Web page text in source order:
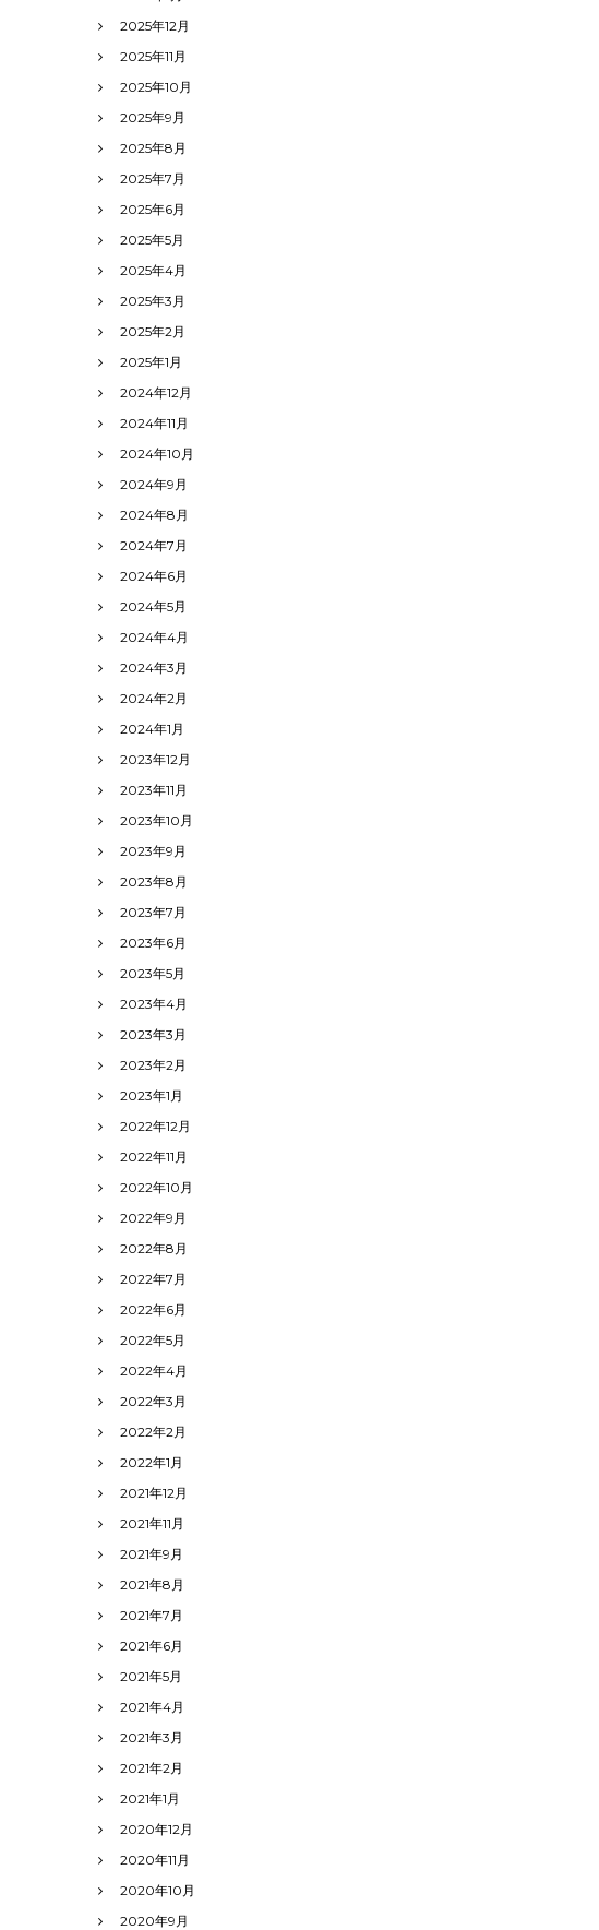
2025年12月
2025年11月
2025年10月
2025年9月
2025年8月
2025年7月
2025年6月
2025年5月
2025年4月
2025年3月
2025年2月
2025年1月
2024年12月
2024年11月
2024年10月
2024年9月
2024年8月
2024年7月
2024年6月
2024年5月
2024年4月
2024年3月
2024年2月
2024年1月
2023年12月
2023年11月
2023年10月
2023年9月
2023年8月
2023年7月
2023年6月
2023年5月
2023年4月
2023年3月
2023年2月
2023年1月
2022年12月
2022年11月
2022年10月
2022年9月
2022年8月
2022年7月
2022年6月
2022年5月
2022年4月
2022年3月
2022年2月
2022年1月
2021年12月
2021年11月
2021年9月
2021年8月
2021年7月
2021年6月
2021年5月
2021年4月
2021年3月
2021年2月
2021年1月
2020年12月
2020年11月
2020年10月
2020年9月